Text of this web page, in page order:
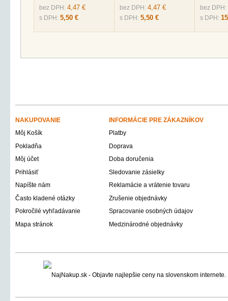
bez DPH: 4,47 €
s DPH: 5,50 €
bez DPH: 4,47 €
s DPH: 5,50 €
bez DPH:
s DPH:
NAKUPOVANIE
INFORMÁCIE PRE ZÁKAZNÍKOV
Môj Košík
Platby
Pokladňa
Doprava
Môj účet
Doba doručenia
Prihlásiť
Sledovanie zásielky
Napíšte nám
Reklamácie a vrátenie tovaru
Často kladené otázky
Zrušenie objednávky
Pokročilé vyhľadávanie
Spracovanie osobných údajov
Mapa stránok
Medzinárodné objednávky